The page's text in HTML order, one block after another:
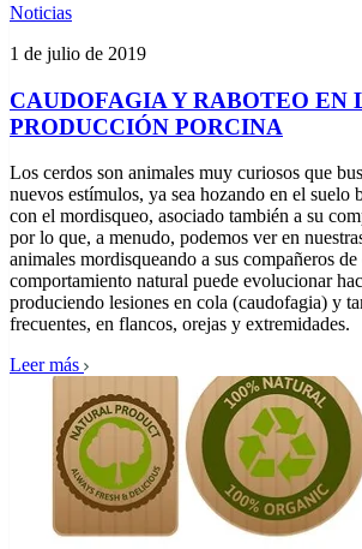
Noticias
1 de julio de 2019
CAUDOFAGIA Y RABOTEO EN
PRODUCCIÓN PORCINA
Los cerdos son animales muy curiosos que
nuevos estímulos, ya sea hozando en el suelo
con el mordisqueo, asociado también a su
por lo que, a menudo, podemos ver en
animales mordisqueando a sus compañeros
comportamiento natural puede evolucionar
produciendo lesiones en cola (caudofagia) y
frecuentes, en flancos, orejas y extremidades.
Leer más